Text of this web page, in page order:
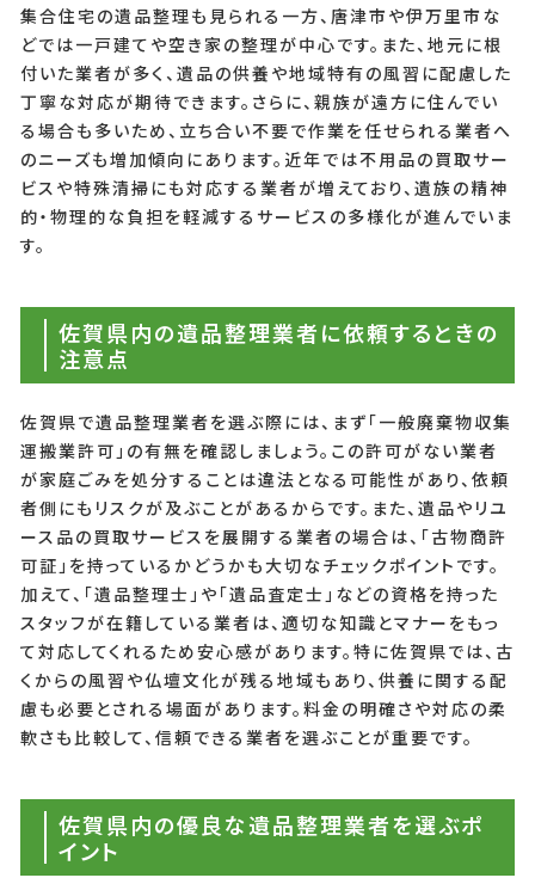
集合住宅の遺品整理も見られる一方、唐津市や伊万里市な
どでは一戸建てや空き家の整理が中心です。また、地元に根
付いた業者が多く、遺品の供養や地域特有の風習に配慮した
丁寧な対応が期待できます。さらに、親族が遠方に住んでい
る場合も多いため、立ち合い不要で作業を任せられる業者へ
のニーズも増加傾向にあります。近年では不用品の買取サー
ビスや特殊清掃にも対応する業者が増えており、遺族の精神
的・物理的な負担を軽減するサービスの多様化が進んでいま
す。
佐賀県内の遺品整理業者に依頼するときの
注意点
佐賀県で遺品整理業者を選ぶ際には、まず「一般廃棄物収集
運搬業許可」の有無を確認しましょう。この許可がない業者
が家庭ごみを処分することは違法となる可能性があり、依頼
者側にもリスクが及ぶことがあるからです。また、遺品やリユ
ース品の買取サービスを展開する業者の場合は、「古物商許
可証」を持っているかどうかも大切なチェックポイントです。
加えて、「遺品整理士」や「遺品査定士」などの資格を持った
スタッフが在籍している業者は、適切な知識とマナーをもっ
て対応してくれるため安心感があります。特に佐賀県では、古
くからの風習や仏壇文化が残る地域もあり、供養に関する配
慮も必要とされる場面があります。料金の明確さや対応の柔
軟さも比較して、信頼できる業者を選ぶことが重要です。
佐賀県内の優良な遺品整理業者を選ぶポ
イント